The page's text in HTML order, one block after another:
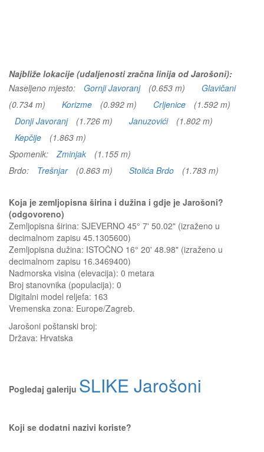
Najbliže lokacije (udaljenosti zračna linija od Jarošoni):
Naseljeno mjesto:
Gornji Javoranj (0.653 m)
Glavičani
(0.734 m)
Korizme (0.992 m) Crljenice
(1.592 m)
Donji Javoranj
(1.726 m) Januzovići
(1.802 m)
Kepčije
(1.863 m)
Spomenik:
Zminjak
(1.155 m)
Brdo:
Trešnjar (0.863 m) Stolića Brdo (1.783 m)
Koja je zemljopisna širina i dužina i gdje je Jarošoni?
(odgovoreno)
Zemljopisna širina: SJEVERNO 45° 7' 50.02" (izraženo u
decimalnom zapisu 45.1305600)
Zemljopisna dužina: ISTOČNO 16° 20' 48.98" (izraženo u
decimalnom zapisu 16.3469400)
Nadmorska visina (elevacija): 0 metara
Broj stanovnika (populacija): 0
Digitalni model reljefa: 163
Vremenska zona: Europe/Zagreb.
Jarošoni poštanski broj:
Država: Hrvatska
Pogledaj galeriju SLIKE Jarošoni
Koji se dodatni nazivi koriste?